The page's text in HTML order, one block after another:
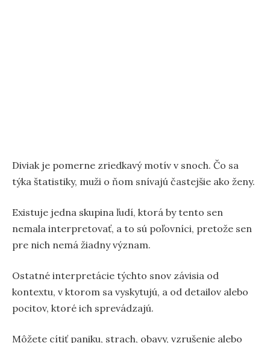
Diviak je pomerne zriedkavý motív v snoch. Čo sa
týka štatistiky, muži o ňom snívajú častejšie ako ženy.
Existuje jedna skupina ľudí, ktorá by tento sen
nemala interpretovať, a to sú poľovníci, pretože sen
pre nich nemá žiadny význam.
Ostatné interpretácie týchto snov závisia od
kontextu, v ktorom sa vyskytujú, a od detailov alebo
pocitov, ktoré ich sprevádzajú.
Môžete cítiť paniku, strach, obavy, vzrušenie alebo